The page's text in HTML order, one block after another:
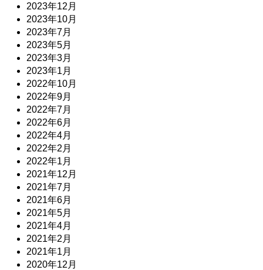
2023年12月
2023年10月
2023年7月
2023年5月
2023年3月
2023年1月
2022年10月
2022年9月
2022年7月
2022年6月
2022年4月
2022年2月
2022年1月
2021年12月
2021年7月
2021年6月
2021年5月
2021年4月
2021年2月
2021年1月
2020年12月